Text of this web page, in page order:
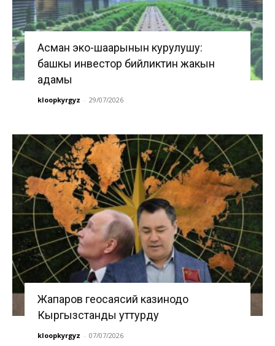
Асман эко-шаарынын курулушу:
башкы инвестор бийликтин жакын
адамы
kloopkyrgyz - 29/07/2026
Жапаров геосаясий казинодо
Кыргызстанды уттурду
kloopkyrgyz - 07/07/2026